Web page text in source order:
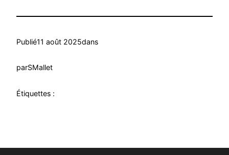
Publié11 août 2025dans
parSMallet
Étiquettes :